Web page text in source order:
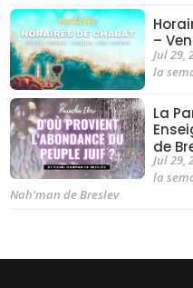
–
Jul 29,
la
La
de
Jul 29,
la
Nah'man de Breslev